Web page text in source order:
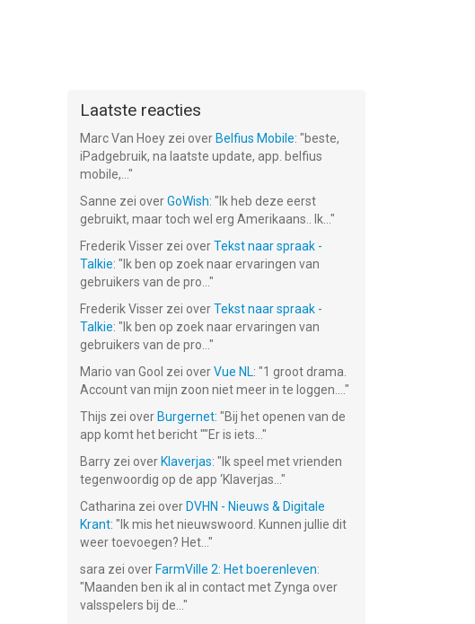
Laatste reacties
Marc Van Hoey zei over Belfius Mobile: "beste,
iPadgebruik, na laatste update, app. belfius
mobile,... "
Sanne zei overGoWish: " Ik heb deze eerst
gebruikt, maar toch wel erg Amerikaans.. Ik... "
Frederik Visser zei overTekst naar spraak -
Talkie: " Ik ben op zoek naar ervaringen van
gebruikers van de pro... "
Frederik Visser zei overTekst naar spraak -
Talkie: " Ik ben op zoek naar ervaringen van
gebruikers van de pro... "
Mario van Gool zei overVue NL: "1 groot drama.
Account van mijn zoon niet meer in te loggen.... "
Thijs zei over Burgernet: "Bij het openen van de
app komt het bericht ""Er is iets... "
Barry zei over Klaverjas: " Ik speel met vrienden
tegenwoordig op de app ‘Klaverjas... "
Catharina zei over DVHN - Nieuws & Digitale
Krant: " Ik mis het nieuwswoord. Kunnen jullie dit
weer toevoegen? Het... "
sara zei over FarmVille 2: Het boerenleven:
"Maanden ben ik al in contact met Zynga over
valsspelers bij de... "